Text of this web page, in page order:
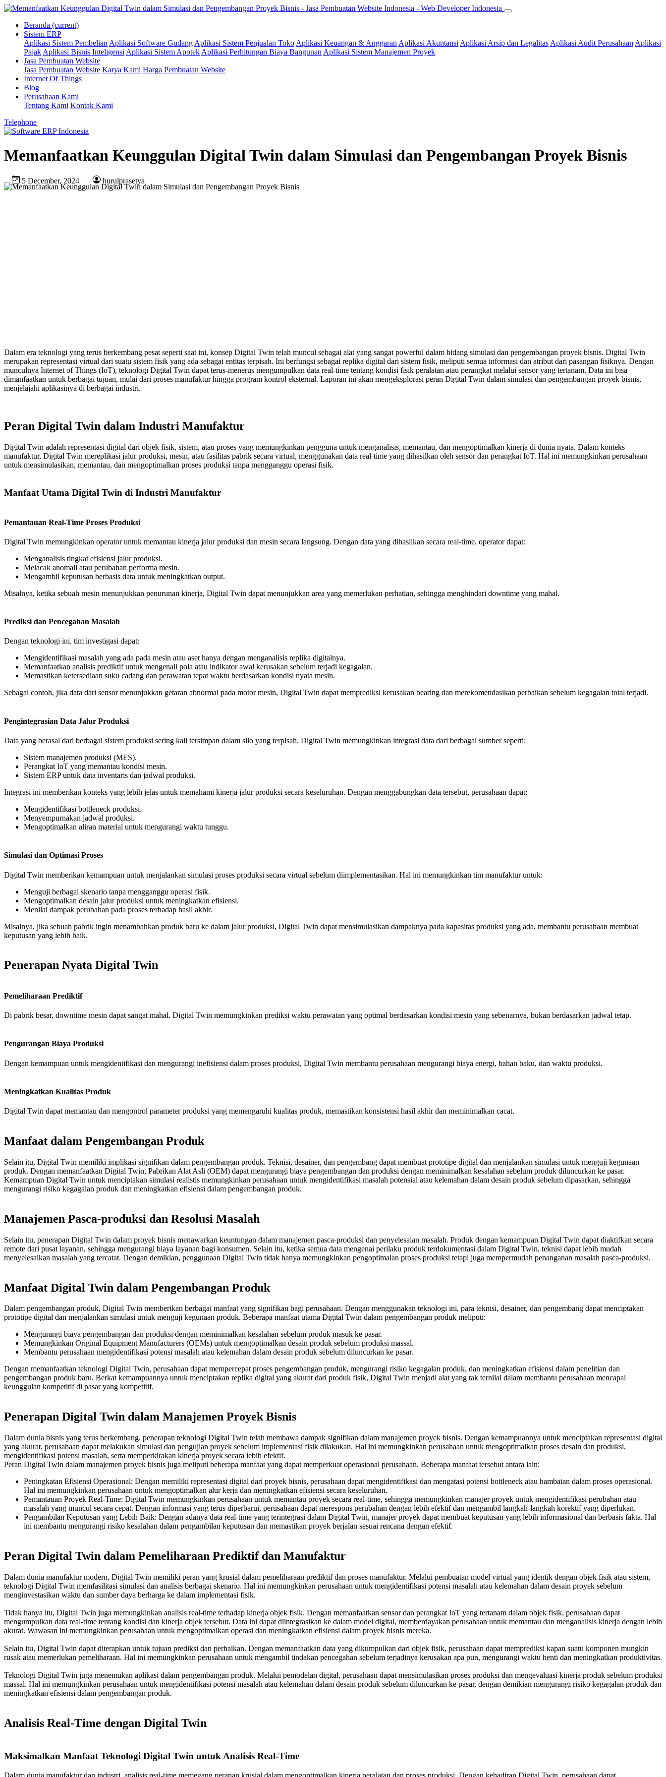
Beranda (current)
Sistem ERP
Aplikasi Sistem Pembelian Aplikasi Software Gudang Aplikasi Sistem Penjualan Toko Aplikasi Keuangan & Anggaran Aplikasi Akuntansi Aplikasi Arsip dan Legalitas Aplikasi Audit Perusahaan Aplikasi
Pajak Aplikasi Bisnis Inteligensi Aplikasi Sistem Apotek Aplikasi Perhitungan Biaya Bangunan Aplikasi Sistem Manajemen Proyek
Jasa Pembuatan Website
Jasa Pembuatan Website Karya Kami Harga Pembuatan Website
Internet Of Things
Blog
Perusahaan Kami
Tentang Kami Kontak Kami
Telephone
Memanfaatkan Keunggulan Digital Twin dalam Simulasi dan Pengembangan Proyek Bisnis
5 December, 2024 | hurulprasetya
Dalam era teknologi yang terus berkembang pesat seperti saat ini, konsep Digital Twin telah muncul sebagai alat yang sangat powerful dalam bidang simulasi dan pengembangan proyek bisnis. Digital Twin
merupakan representasi virtual dari suatu sistem fisik yang ada sebagai entitas terpisah. Ini berfungsi sebagai replika digital dari sistem fisik, meliputi semua informasi dan atribut dari pasangan fisiknya. Dengan
munculnya Internet of Things (IoT), teknologi Digital Twin dapat terus-menerus mengumpulkan data real-time tentang kondisi fisik peralatan atau perangkat melalui sensor yang tertanam. Data ini bisa
dimanfaatkan untuk berbagai tujuan, mulai dari proses manufaktur hingga program kontrol eksternal. Laporan ini akan mengeksplorasi peran Digital Twin dalam simulasi dan pengembangan proyek bisnis,
menjelajahi aplikasinya di berbagai industri.
Peran Digital Twin dalam Industri Manufaktur
Digital Twin adalah representasi digital dari objek fisik, sistem, atau proses yang memungkinkan pengguna untuk menganalisis, memantau, dan mengoptimalkan kinerja di dunia nyata. Dalam konteks
manufaktur, Digital Twin mereplikasi jalur produksi, mesin, atau fasilitas pabrik secara virtual, menggunakan data real-time yang dihasilkan oleh sensor dan perangkat IoT. Hal ini memungkinkan perusahaan
untuk mensimulasikan, memantau, dan mengoptimalkan proses produksi tanpa mengganggu operasi fisik.
Manfaat Utama Digital Twin di Industri Manufaktur
Pemantauan Real-Time Proses Produksi
Digital Twin memungkinkan operator untuk memantau kinerja jalur produksi dan mesin secara langsung. Dengan data yang dihasilkan secara real-time, operator dapat:
Menganalisis tingkat efisiensi jalur produksi.
Melacak anomali atau perubahan performa mesin.
Mengambil keputusan berbasis data untuk meningkatkan output.
Misalnya, ketika sebuah mesin menunjukkan penurunan kinerja, Digital Twin dapat menunjukkan area yang memerlukan perhatian, sehingga menghindari downtime yang mahal.
Prediksi dan Pencegahan Masalah
Dengan teknologi ini, tim investigasi dapat:
Mengidentifikasi masalah yang ada pada mesin atau aset hanya dengan menganalisis replika digitalnya.
Memanfaatkan analisis prediktif untuk mengenali pola atau indikator awal kerusakan sebelum terjadi kegagalan.
Memastikan ketersediaan suku cadang dan perawatan tepat waktu berdasarkan kondisi nyata mesin.
Sebagai contoh, jika data dari sensor menunjukkan getaran abnormal pada motor mesin, Digital Twin dapat memprediksi kerusakan bearing dan merekomendasikan perbaikan sebelum kegagalan total terjadi.
Pengintegrasian Data Jalur Produksi
Data yang berasal dari berbagai sistem produksi sering kali tersimpan dalam silo yang terpisah. Digital Twin memungkinkan integrasi data dari berbagai sumber seperti:
Sistem manajemen produksi (MES).
Perangkat IoT yang memantau kondisi mesin.
Sistem ERP untuk data inventaris dan jadwal produksi.
Integrasi ini memberikan konteks yang lebih jelas untuk memahami kinerja jalur produksi secara keseluruhan. Dengan menggabungkan data tersebut, perusahaan dapat:
Mengidentifikasi bottleneck produksi.
Menyempurnakan jadwal produksi.
Mengoptimalkan aliran material untuk mengurangi waktu tunggu.
Simulasi dan Optimasi Proses
Digital Twin memberikan kemampuan untuk menjalankan simulasi proses produksi secara virtual sebelum diimplementasikan. Hal ini memungkinkan tim manufaktur untuk:
Menguji berbagai skenario tanpa mengganggu operasi fisik.
Mengoptimalkan desain jalur produksi untuk meningkatkan efisiensi.
Menilai dampak perubahan pada proses terhadap hasil akhir.
Misalnya, jika sebuah pabrik ingin menambahkan produk baru ke dalam jalur produksi, Digital Twin dapat mensimulasikan dampaknya pada kapasitas produksi yang ada, membantu perusahaan membuat
keputusan yang lebih baik.
Penerapan Nyata Digital Twin
Pemeliharaan Prediktif
Di pabrik besar, downtime mesin dapat sangat mahal. Digital Twin memungkinkan prediksi waktu perawatan yang optimal berdasarkan kondisi mesin yang sebenarnya, bukan berdasarkan jadwal tetap.
Pengurangan Biaya Produksi
Dengan kemampuan untuk mengidentifikasi dan mengurangi inefisiensi dalam proses produksi, Digital Twin membantu perusahaan mengurangi biaya energi, bahan baku, dan waktu produksi.
Meningkatkan Kualitas Produk
Digital Twin dapat memantau dan mengontrol parameter produksi yang memengaruhi kualitas produk, memastikan konsistensi hasil akhir dan meminimalkan cacat.
Manfaat dalam Pengembangan Produk
Selain itu, Digital Twin memiliki implikasi signifikan dalam pengembangan produk. Teknisi, desainer, dan pengembang dapat membuat prototipe digital dan menjalankan simulasi untuk menguji kegunaan
produk. Dengan memanfaatkan Digital Twin, Pabrikan Alat Asli (OEM) dapat mengurangi biaya pengembangan dan produksi dengan meminimalkan kesalahan sebelum produk diluncurkan ke pasar.
Kemampuan Digital Twin untuk menciptakan simulasi realistis memungkinkan perusahaan untuk mengidentifikasi masalah potensial atau kelemahan dalam desain produk sebelum dipasarkan, sehingga
mengurangi risiko kegagalan produk dan meningkatkan efisiensi dalam pengembangan produk.
Manajemen Pasca-produksi dan Resolusi Masalah
Selain itu, penerapan Digital Twin dalam proyek bisnis menawarkan keuntungan dalam manajemen pasca-produksi dan penyelesaian masalah. Produk dengan kemampuan Digital Twin dapat diaktifkan secara
remote dari pusat layanan, sehingga mengurangi biaya layanan bagi konsumen. Selain itu, ketika semua data mengenai perilaku produk terdokumentasi dalam Digital Twin, teknisi dapat lebih mudah
menyelesaikan masalah yang tercatat. Dengan demikian, penggunaan Digital Twin tidak hanya memungkinkan pengoptimalan proses produksi tetapi juga mempermudah penanganan masalah pasca-produksi.
Manfaat Digital Twin dalam Pengembangan Produk
Dalam pengembangan produk, Digital Twin memberikan berbagai manfaat yang signifikan bagi perusahaan. Dengan menggunakan teknologi ini, para teknisi, desainer, dan pengembang dapat menciptakan
prototipe digital dan menjalankan simulasi untuk menguji kegunaan produk. Beberapa manfaat utama Digital Twin dalam pengembangan produk meliputi:
Mengurangi biaya pengembangan dan produksi dengan meminimalkan kesalahan sebelum produk masuk ke pasar.
Memungkinkan Original Equipment Manufacturers (OEMs) untuk mengoptimalkan desain produk sebelum produksi massal.
Membantu perusahaan mengidentifikasi potensi masalah atau kelemahan dalam desain produk sebelum diluncurkan ke pasar.
Dengan memanfaatkan teknologi Digital Twin, perusahaan dapat mempercepat proses pengembangan produk, mengurangi risiko kegagalan produk, dan meningkatkan efisiensi dalam penelitian dan
pengembangan produk baru. Berkat kemampuannya untuk menciptakan replika digital yang akurat dari produk fisik, Digital Twin menjadi alat yang tak ternilai dalam membantu perusahaan mencapai
keunggulan kompetitif di pasar yang kompetitif.
Penerapan Digital Twin dalam Manajemen Proyek Bisnis
Dalam dunia bisnis yang terus berkembang, penerapan teknologi Digital Twin telah membawa dampak signifikan dalam manajemen proyek bisnis. Dengan kemampuannya untuk menciptakan representasi digital
yang akurat, perusahaan dapat melakukan simulasi dan pengujian proyek sebelum implementasi fisik dilakukan. Hal ini memungkinkan perusahaan untuk mengoptimalkan proses desain dan produksi,
mengidentifikasi potensi masalah, serta memperkirakan kinerja proyek secara lebih efektif.
Peran Digital Twin dalam manajemen proyek bisnis juga meliputi beberapa manfaat yang dapat memperkuat operasional perusahaan. Beberapa manfaat tersebut antara lain:
Peningkatan Efisiensi Operasional: Dengan memiliki representasi digital dari proyek bisnis, perusahaan dapat mengidentifikasi dan mengatasi potensi bottleneck atau hambatan dalam proses operasional.
Hal ini memungkinkan perusahaan untuk mengoptimalkan alur kerja dan meningkatkan efisiensi secara keseluruhan.
Pemantauan Proyek Real-Time: Digital Twin memungkinkan perusahaan untuk memantau proyek secara real-time, sehingga memungkinkan manajer proyek untuk mengidentifikasi perubahan atau
masalah yang muncul secara cepat. Dengan informasi yang terus diperbarui, perusahaan dapat merespons perubahan dengan lebih efektif dan mengambil langkah-langkah korektif yang diperlukan.
Pengambilan Keputusan yang Lebih Baik: Dengan adanya data real-time yang terintegrasi dalam Digital Twin, manajer proyek dapat membuat keputusan yang lebih informasional dan berbasis fakta. Hal
ini membantu mengurangi risiko kesalahan dalam pengambilan keputusan dan memastikan proyek berjalan sesuai rencana dengan efektif.
Peran Digital Twin dalam Pemeliharaan Prediktif dan Manufaktur
Dalam dunia manufaktur modern, Digital Twin memiliki peran yang krusial dalam pemeliharaan prediktif dan proses manufaktur. Melalui pembuatan model virtual yang identik dengan objek fisik atau sistem,
teknologi Digital Twin memfasilitasi simulasi dan analisis berbagai skenario. Hal ini memungkinkan perusahaan untuk mengidentifikasi potensi masalah atau kelemahan dalam desain proyek sebelum
menginvestasikan waktu dan sumber daya berharga ke dalam implementasi fisik.
Tidak hanya itu, Digital Twin juga memungkinkan analisis real-time terhadap kinerja objek fisik. Dengan memanfaatkan sensor dan perangkat IoT yang tertanam dalam objek fisik, perusahaan dapat
mengumpulkan data real-time tentang kondisi dan kinerja objek tersebut. Data ini dapat diintegrasikan ke dalam model digital, memberdayakan perusahaan untuk memantau dan menganalisis kinerja dengan lebih
akurat. Wawasan ini memungkinkan perusahaan untuk mengoptimalkan operasi dan meningkatkan efisiensi dalam proyek bisnis mereka.
Selain itu, Digital Twin dapat diterapkan untuk tujuan prediksi dan perbaikan. Dengan memanfaatkan data yang dikumpulkan dari objek fisik, perusahaan dapat memprediksi kapan suatu komponen mungkin
rusak atau memerlukan pemeliharaan. Hal ini memungkinkan perusahaan untuk mengambil tindakan pencegahan sebelum terjadinya kerusakan apa pun, mengurangi waktu henti dan meningkatkan produktivitas.
Teknologi Digital Twin juga menemukan aplikasi dalam pengembangan produk. Melalui pemodelan digital, perusahaan dapat mensimulasikan proses produksi dan mengevaluasi kinerja produk sebelum produksi
massal. Hal ini memungkinkan perusahaan untuk mengidentifikasi potensi masalah atau kelemahan dalam desain produk sebelum diluncurkan ke pasar, dengan demikian mengurangi risiko kegagalan produk dan
meningkatkan efisiensi dalam pengembangan produk.
Analisis Real-Time dengan Digital Twin
Maksimalkan Manfaat Teknologi Digital Twin untuk Analisis Real-Time
Dalam dunia manufaktur dan industri, analisis real-time memegang peranan krusial dalam mengoptimalkan kinerja peralatan dan proses produksi. Dengan kehadiran Digital Twin, perusahaan dapat